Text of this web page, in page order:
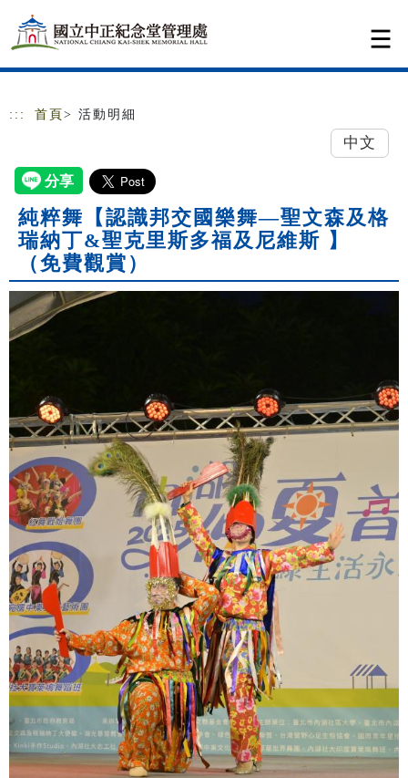
跳到主要內容
網站導覽
::: 首頁 > 活動明細
中文
純粹舞【認識邦交國樂舞—聖文森及格
瑞納丁&聖克里斯多福及尼維斯 】
（免費觀賞）